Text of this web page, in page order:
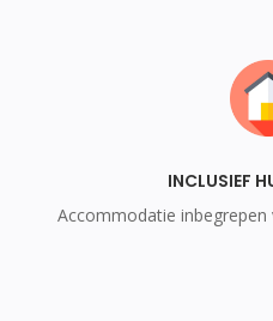
INCLUSIEF
Accommodatie